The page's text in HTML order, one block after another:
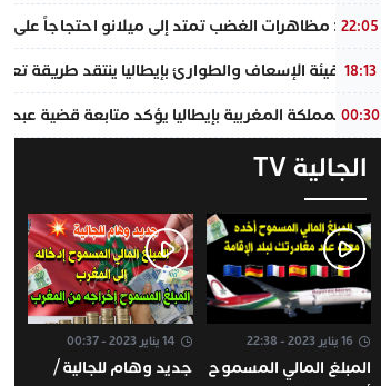
22:05
إيطاليا : مظاهرات الغضب تمتد إلى ميلانو احتجاجاً
18:13
رئيس هيئة الإسعاف والطوارئ بإيطاليا ينتقد طريقة
00:30
سفير المملكة المغربية بإيطاليا يؤكد متابعة قضية عبد
الجالية TV
16 يناير 2023 - 22:38
المبلغ المالي المسموح
14 يناير 2023 - 00:37
جديد وهام للجالية /